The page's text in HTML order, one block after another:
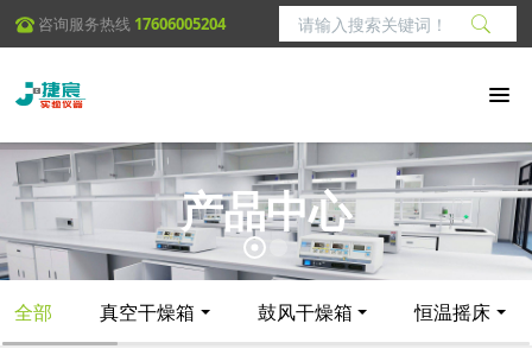
咨询服务热线 17606005204
产品中心
全部 真空干燥箱 鼓风干燥箱 恒温摇床